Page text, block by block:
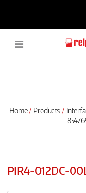
Home Products
PIR4-012DC-